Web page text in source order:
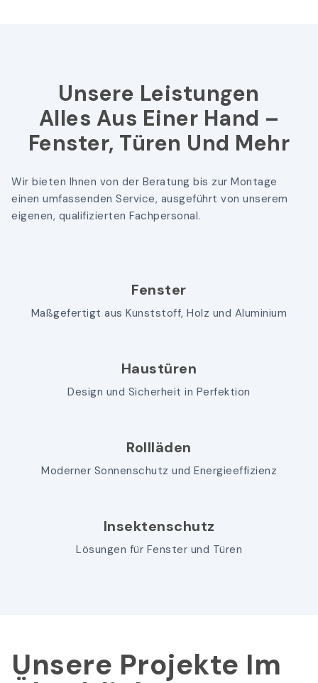
Unsere Leistungen
Alles Aus Einer Hand –
Fenster, Türen Und Mehr
Wir bieten Ihnen von der Beratung bis zur Montage
einen umfassenden Service, ausgeführt von unserem
eigenen, qualifizierten Fachpersonal.
Fenster
Maßgefertigt aus Kunststoff, Holz und Aluminium
Haustüren
Design und Sicherheit in Perfektion
Rollläden
Moderner Sonnenschutz und Energieeffizienz
Insektenschutz
Lösungen für Fenster und Türen
Unsere Projekte Im